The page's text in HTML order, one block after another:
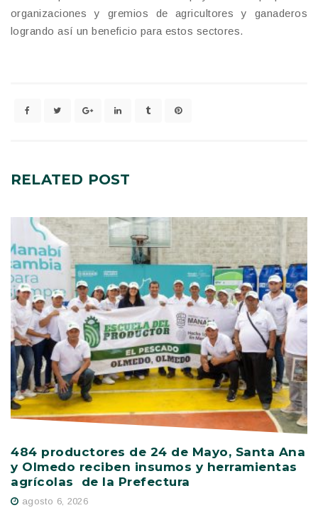
organizaciones y gremios de agricultores y ganaderos
logrando así un beneficio para estos sectores.
RELATED POST
484 productores de 24 de Mayo, Santa Ana
y Olmedo reciben insumos y herramientas
agrícolas de la Prefectura
agosto 6, 2026